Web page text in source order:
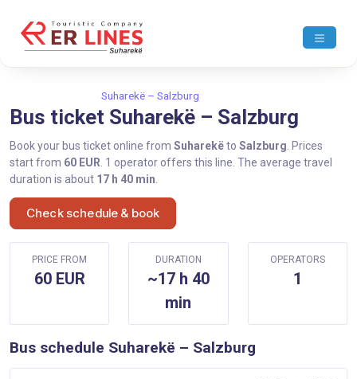
Suharekë – Salzburg
Bus ticket Suharekë – Salzburg
Book your bus ticket online from Suharekëto Salzburg . Prices
start from 60 EUR . 1 operator offers this line. The average travel
duration is about 17 h 40 min
Check schedule & book
PRICE FROM
60 EUR
DURATION
~17 h 40
min
OPERATORS
1
Bus schedule Suharekë – Salzburg